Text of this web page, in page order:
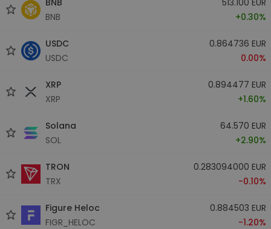
BNB
+0.30%
USDC
USDC
0.864736 EUR
0.00%
XRP
XRP
0.894477 EUR
+1.60%
Solana
SOL
64.570 EUR
+2.90%
TRON
TRX
0.283094000 EUR
-0.10%
Figure Heloc
FIGR_HELOC
0.884503 EUR
-1.20%